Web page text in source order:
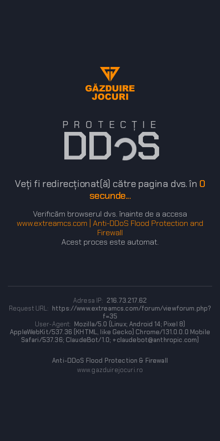
PROTECȚIE
DD S
Veți fi redirecționat(ă) către pagina dvs. în 0
secunde...
Verificăm browserul dvs. înainte de a accesa
www.extreamcs.com | Anti-DDoS Flood Protection and
Firewall
Acest proces este automat.
Adresa IP: 216.73.217.62
Request URL: https://www.extreamcs.com/forum/viewforum.php?
f=35
User-Agent: Mozilla/5.0 (Linux; Android 14; Pixel 8)
AppleWebKit/537.36 (KHTML, like Gecko) Chrome/131.0.0.0 Mobile
Safari/537.36; ClaudeBot/1.0; +claudebot@anthropic.com)
Anti-DDoS Flood Protection & Firewall
www.gazduirejocuri.ro